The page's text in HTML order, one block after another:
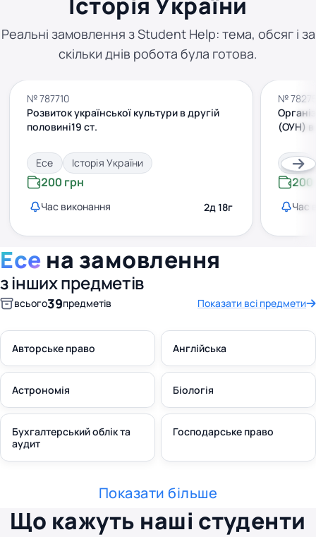
Реальні замовлення з Student Help: тема, обсяг і за
скільки днів робота була готова.
№ 787710
Розвиток української культури в другій
половині19 ст.
Есе Історія України
200 грн
Час виконання 2д 18г
№
(ОУН) в
Есе
200
Час
Есе на замовлення
з інших предметів
всього39предметів Показати всі предмети
Авторське право Англійська
Астрономія Біологія
Бухгалтерський облік та
аудит
Господарське право
Показати більше
Що кажуть наші студенти